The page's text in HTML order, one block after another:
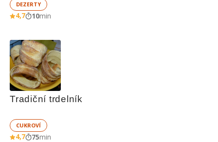
DEZERTY
4,7 10min
Tradiční trdelník
CUKROVÍ
4,7 75min